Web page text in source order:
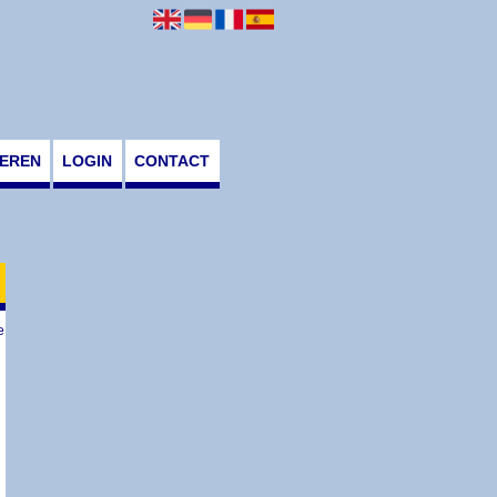
LOGIN CONTACT